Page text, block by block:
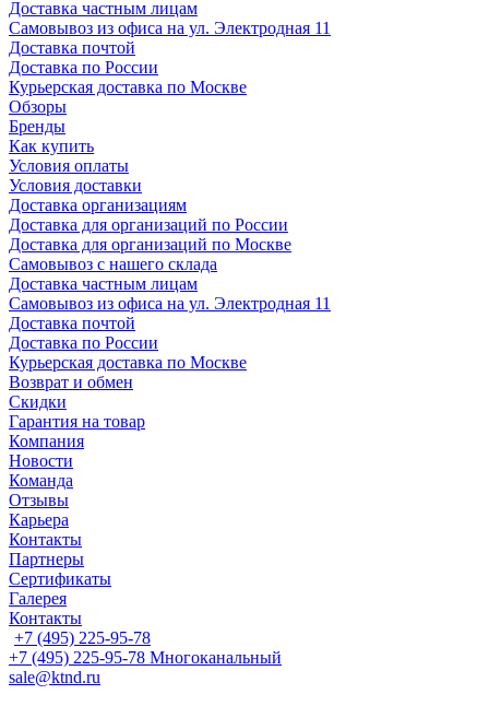
Доставка частным лицам
Самовывоз из офиса на ул. Электродная 11
Доставка почтой
Доставка по России
Курьерская доставка по Москве
Обзоры
Бренды
Как купить
Условия оплаты
Условия доставки
Доставка организациям
Доставка для организаций по России
Доставка для организаций по Москве
Самовывоз с нашего склада
Доставка частным лицам
Самовывоз из офиса на ул. Электродная 11
Доставка почтой
Доставка по России
Курьерская доставка по Москве
Возврат и обмен
Скидки
Гарантия на товар
Компания
Новости
Команда
Отзывы
Карьера
Контакты
Партнеры
Сертификаты
Галерея
Контакты
+7 (495) 225-95-78
+7 (495) 225-95-78 Многоканальный
sale@ktnd.ru